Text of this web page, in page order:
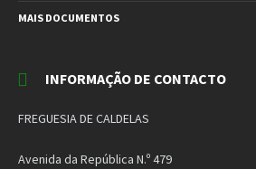
MAIS DOCUMENTOS
INFORMAÇÃO DE CONTACTO
FREGUESIA DE CALDELAS
Avenida da República N.º 479